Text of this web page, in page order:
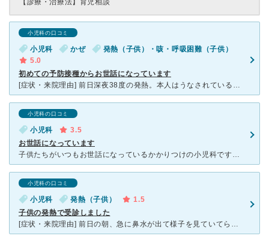
【診療・治療法】 育児相談
小児科の口コミ
小児科 かぜ
発熱（子供）・咳・呼吸困難（子供）
5.0
初めての予防接種からお世話になっています
[症状・来院理由] 前日深夜38度の発熱。本人はうなされている状態で朝から病院コースかと思いきや、起床時は37度まで下がっており保育園へ。 昼ごろ保育園から発熱したとの連絡をもらい、かかりつけの前
小児科の口コミ
小児科
3.5
お世話になっています
子供たちがいつもお世話になっているかかりつけの小児科です。アイチケットというネット予約のシステムを取り入れており、待ち時間がスマホでわかるので待合室で長く待つ必要がなく、とても助かっています。 先生
小児科の口コミ
小児科 発熱（子供）
1.5
子供の発熱で受診しました
[症状・来院理由] 前日の朝、急に鼻水が出て様子を見ていてら、夜中に39度の発熱。 朝になっても熱は引かず、かかりつけの小児科へ朝一番で行きました。 [医師の診断・治療法] 聴診器で胸や背